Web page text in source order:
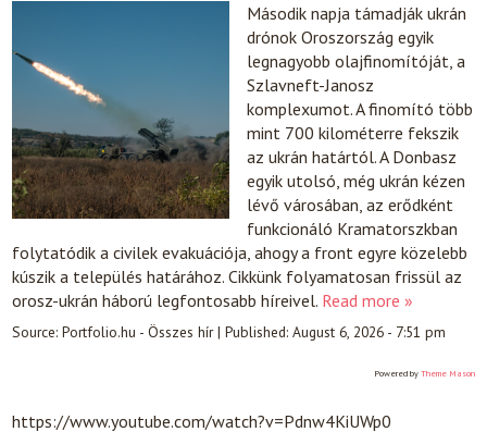
Második napja támadják ukrán
drónok Oroszország egyik
legnagyobb olajfinomítóját, a
Szlavneft-Janosz
komplexumot. A finomító több
mint 700 kilométerre fekszik
az ukrán határtól. A Donbasz
egyik utolsó, még ukrán kézen
lévő városában, az erődként
funkcionáló Kramatorszkban
folytatódik a civilek evakuációja, ahogy a front egyre közelebb
kúszik a település határához. Cikkünk folyamatosan frissül az
orosz-ukrán háború legfontosabb híreivel. Read more »
Source:Portfolio.hu - Összes hír|Published:August 6, 2026 - 7:51 pm
Powered by Theme Mason
https://www.youtube.com/watch?v=Pdnw4KiUWp0